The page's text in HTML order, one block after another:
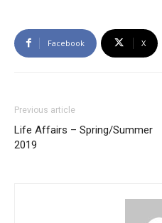
Facebook X
Previous article
Life Affairs – Spring/Summer
2019